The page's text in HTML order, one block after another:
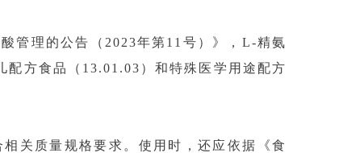
管理的公告（2023年第11号）》，L-精氨
方食品（13.01.03）和特殊医学用途配方
关质量规格要求。使用时，还应依据《食